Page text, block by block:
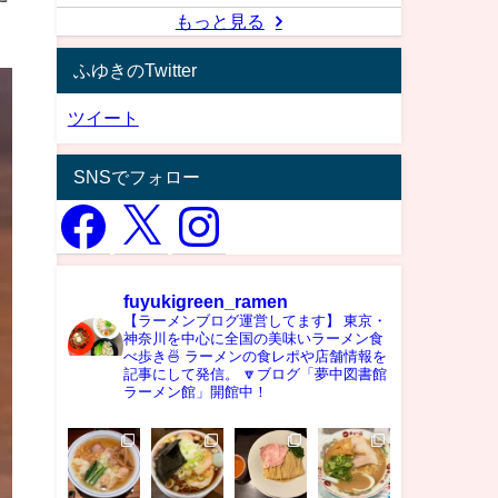
もっと見る
ふゆきのTwitter
ツイート
SNSでフォロー
fuyukigreen_ramen
【ラーメンブログ運営してます】
東京・
神奈川を中心に全国の美味いラーメン食
べ歩き🍜 ラーメンの食レポや店舗情報を
記事にして発信。
🔽ブログ「夢中図書館
ラーメン館」開館中！